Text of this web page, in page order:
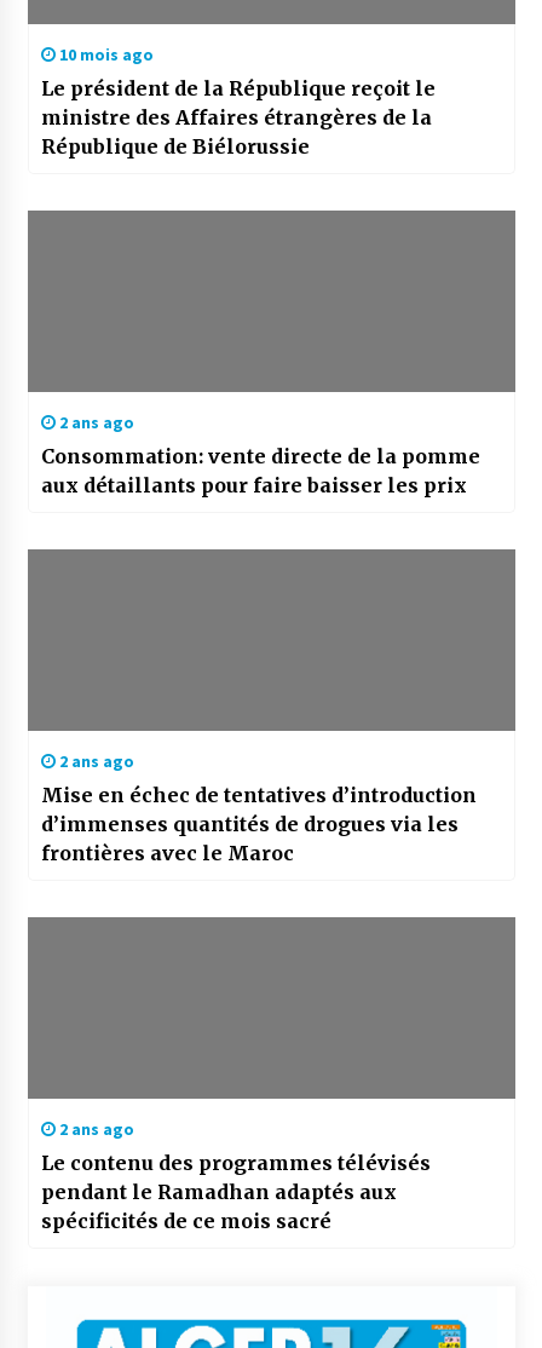
10 mois ago
Le président de la République reçoit le
ministre des Affaires étrangères de la
République de Biélorussie
2 ans ago
Consommation: vente directe de la pomme
aux détaillants pour faire baisser les prix
2 ans ago
Mise en échec de tentatives d’introduction
d’immenses quantités de drogues via les
frontières avec le Maroc
2 ans ago
Le contenu des programmes télévisés
pendant le Ramadhan adaptés aux
spécificités de ce mois sacré